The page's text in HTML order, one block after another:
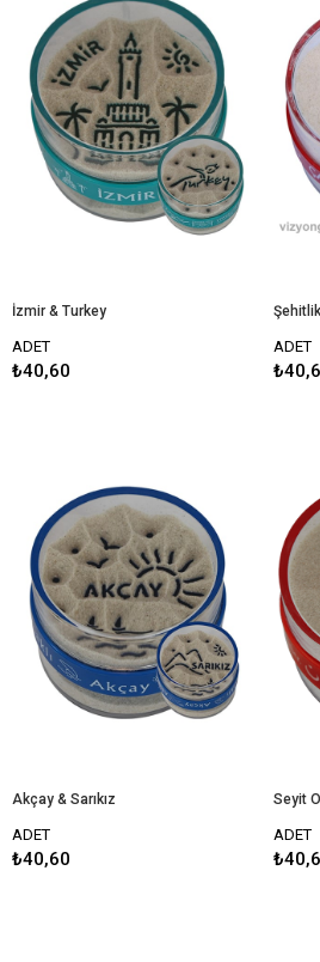
İzmir & Turkey
ADET
₺40,60
ADET
Akçay & Sarıkız
ADET
₺40,60
Seyit
ADET